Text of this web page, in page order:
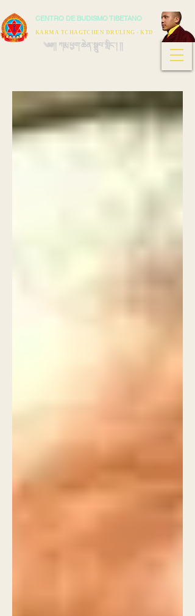
CENTRO DE BUDISMO TIBETANO
༄༅།། ཀརྨ་ཕྱག་ཆེན་སྒྲུབ་གླིང་། །།
KARMA TCHAGTCHEN DRULING - KTD